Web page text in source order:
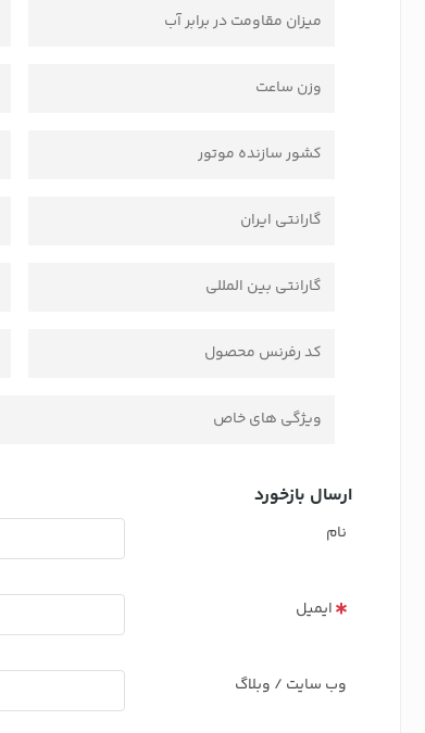
میزان مقاومت در برابر آب
وزن ساعت
کشور سازنده موتور
گارانتی ایران
گارانتی بین المللی
کد رفرنس محصول
ویژگی های خاص
ارسال بازخورد
نام
ایمیل
وب سایت / وبلاگ